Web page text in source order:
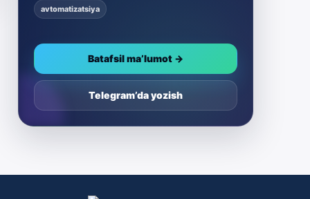
avtomatizatsiya
Batafsil ma’lumot →
Telegram’da yozish